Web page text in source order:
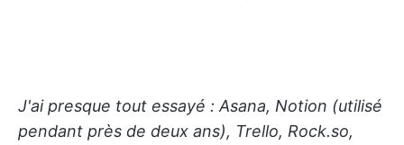
J'ai presque tout essayé : Asana, Notion (utilisé
pendant près de deux ans), Trello, Rock.so,